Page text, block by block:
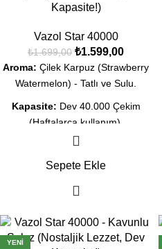
Kapasite!)
Vazol Star 40000
₺1.699,00 ₺1.599,00
Aroma: Çilek Karpuz (Strawberry
Watermelon) - Tatlı ve Sulu.
Kapasite: Dev 40.000 Çekim
(Haftalarca kullanım).
Likit ve Şarj göstergeli
akıllı dijital ekran.
Dual Mesh Coil ile
Şarj:Type-C Hızlı Şarj desteği.
Durum: Orijinal Kapalı Kutu, Aynı
Sepete Ekle
-6%
YENI